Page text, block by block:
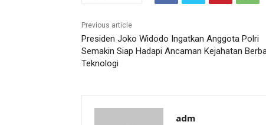
Previous article
Presiden Joko Widodo Ingatkan Anggota Polri
Semakin Siap Hadapi Ancaman Kejahatan
Teknologi
adm